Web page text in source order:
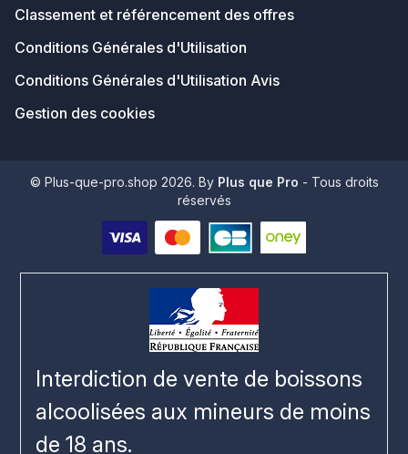
Classement et référencement des offres
Conditions Générales d'Utilisation
Conditions Générales d'Utilisation Avis
Gestion des cookies
© Plus-que-pro.shop 2026. By Plus que Pro - Tous droits
réservés
Interdiction de vente de boissons
alcoolisées aux mineurs de moins
de 18 ans.